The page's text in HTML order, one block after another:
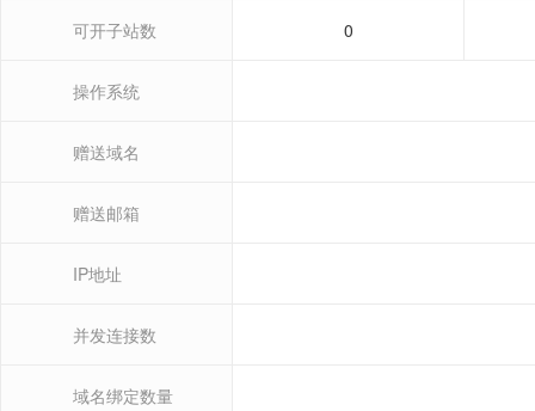
可开子站数 0
操作系统
赠送域名
赠送邮箱
IP地址
并发连接数
域名绑定数量